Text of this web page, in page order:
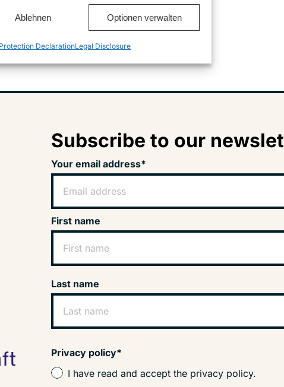
Ablehnen Optionen verwalten
DeclarationLegal Disclosure
2016: Live from Skala
Lesbos. Sea-watch
there on stand-by.
Subscribe to our
Your email address*
First name
Last name
Privacy policy*
I have read and accept the privacy policy.